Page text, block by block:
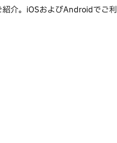
介。iOSおよびAndroidでご利